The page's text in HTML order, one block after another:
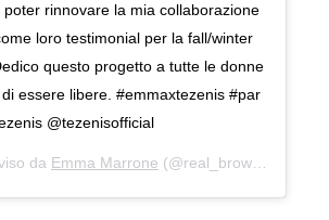
poter rinnovare la mia collaborazione
loro testimonial per la fall/winter
questo progetto a tutte le donne
essere libere. #emmaxtezenis #par
@tezenisofficial
da Emma Marrone (@real_brown) in data: